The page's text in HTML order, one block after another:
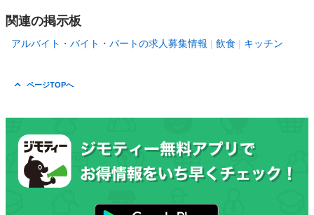
関連の掲示板
アルバイト・バイト・パートの求人募集情報 飲食 キッチン
ページTOPへ